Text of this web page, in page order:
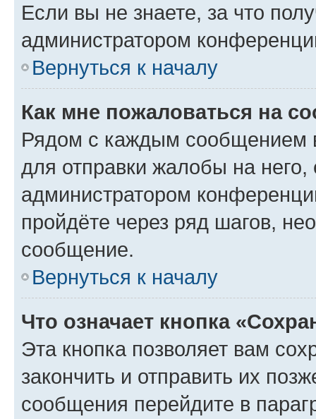
Если вы не знаете, за что
администратором
Вернуться к началу
Как мне пожаловаться на
Рядом с каждым сообщением
для отправки жалобы на
администратором
пройдёте через ряд шагов,
сообщение.
Вернуться к началу
Что означает кнопка
Эта кнопка позволяет вам
закончить и отправить их
сообщения перейдите в